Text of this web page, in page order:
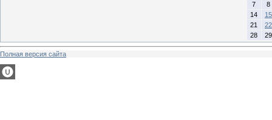
7
8
14
15
21
22
28
29
Полная версия сайта